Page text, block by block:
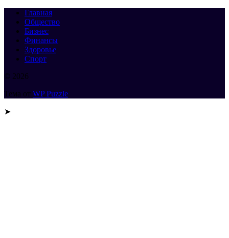
Главная
Общество
Бизнес
Финансы
Здоровье
Спорт
© 2026
Тема от WP Puzzle
➤